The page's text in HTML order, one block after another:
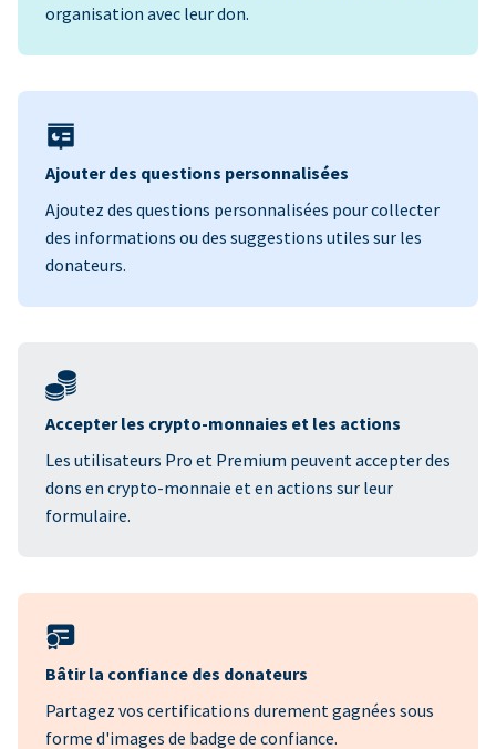
organisation avec leur don.
Ajouter des questions personnalisées
Ajoutez des questions personnalisées pour collecter
des informations ou des suggestions utiles sur les
donateurs.
Accepter les crypto-monnaies et les actions
Les utilisateurs Pro et Premium peuvent accepter des
dons en crypto-monnaie et en actions sur leur
formulaire.
Bâtir la confiance des donateurs
Partagez vos certifications durement gagnées sous
forme d'images de badge de confiance.